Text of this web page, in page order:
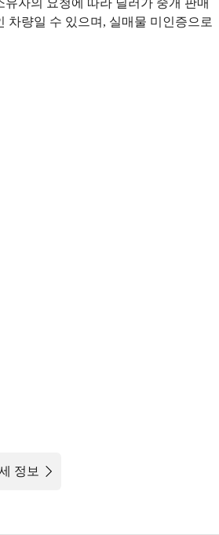
자의 요청에 따라 딜러가 중개 판매
차량일 수 있으며, 실매물 미인증으로
정보